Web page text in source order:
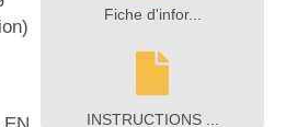
Fiche d'infor...
INSTRUCTIONS ...